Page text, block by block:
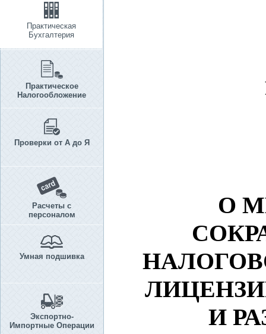
Практическая
Бухгалтерия
Практическое
Налогообложение
Проверки от А до Я
Расчеты с
персоналом
Умная подшивка
Экспортно-
Импортные Операции
О
И